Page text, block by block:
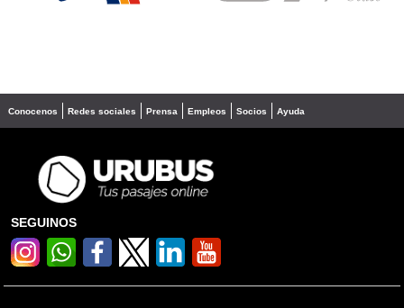
Conocenos Redes sociales Prensa Empleos Socios Ayuda
SEGUINOS